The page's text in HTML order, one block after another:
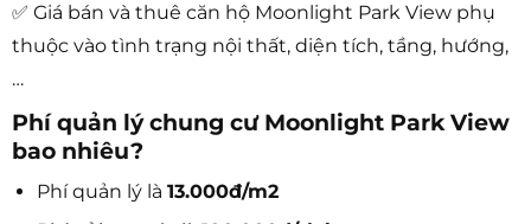
✅ Giá bán và thuê căn hộ Moonlight Park View phụ
thuộc vào tình trạng nội thất, diện tích, tầng, hướng,
…
Phí quản lý chung cư Moonlight Park View
bao nhiêu?
Phí quản lý là 13.000đ/m2